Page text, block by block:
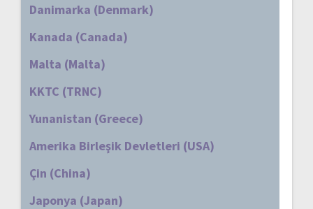
Danimarka (Denmark)
Kanada (Canada)
Malta (Malta)
KKTC (TRNC)
Yunanistan (Greece)
Amerika Birleşik Devletleri (USA)
Çin (China)
Japonya (Japan)